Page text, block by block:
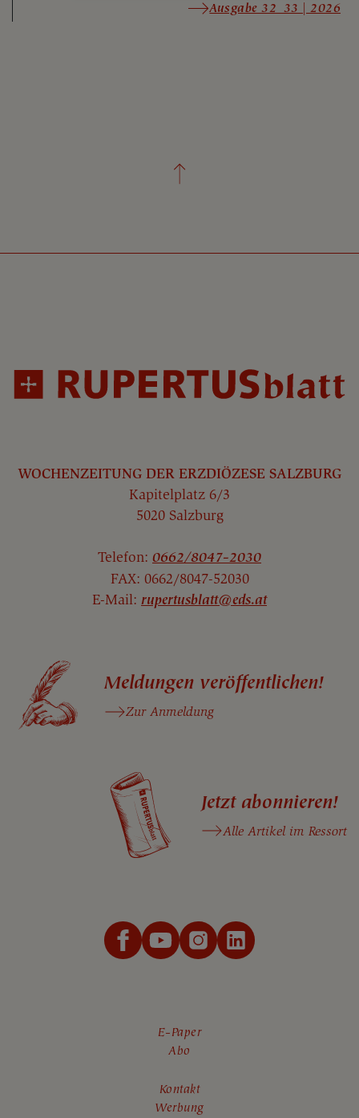
Ausgabe 32_33 | 2026
WOCHENZEITUNG DER ERZDIÖZESE SALZBURG
Kapitelplatz 6/3
5020 Salzburg
Telefon: 0662/8047-2030
FAX: 0662/8047-52030
E-Mail: rupertusblatt@eds.at
Meldungen veröffentlichen!
Zur Anmeldung
Jetzt abonnieren!
Alle Artikel im Ressort
E-Paper
Abo
Kontakt
Werbung